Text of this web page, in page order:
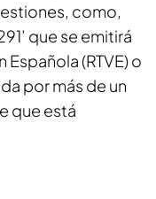
como,
que se emitirá
Española (RTVE) o
por más de un
que está